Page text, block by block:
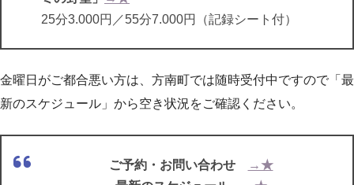
25分3.000円／55分7.000円（記録シート付）
金曜日がご都合悪い方は、方南町では随時受付中ですので「最
新のスケジュール」から空き状況をご確認ください。
ご予約・お問い合わせ
→★